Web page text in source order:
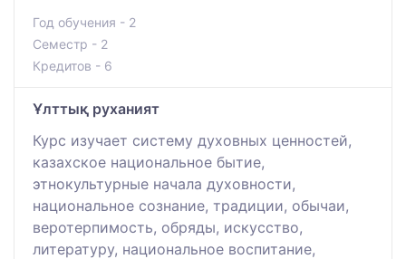
Год обучения - 2
Семестр - 2
Кредитов - 6
Ұлттық руханият
Курс изучает систему духовных ценностей,
казахское национальное бытие,
этнокультурные начала духовности,
национальное сознание, традиции, обычаи,
веротерпимость, обряды, искусство,
литературу, национальное воспитание,